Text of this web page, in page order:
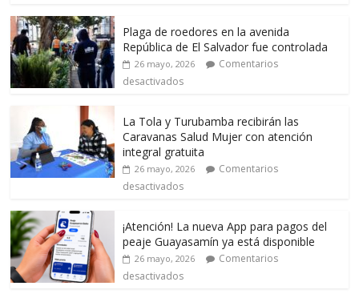
Plaga de roedores en la avenida
República de El Salvador fue controlada
26 mayo, 2026
Comentarios
desactivados
La Tola y Turubamba recibirán las
Caravanas Salud Mujer con atención
integral gratuita
26 mayo, 2026
Comentarios
desactivados
¡Atención! La nueva App para pagos del
peaje Guayasamín ya está disponible
26 mayo, 2026
Comentarios
desactivados